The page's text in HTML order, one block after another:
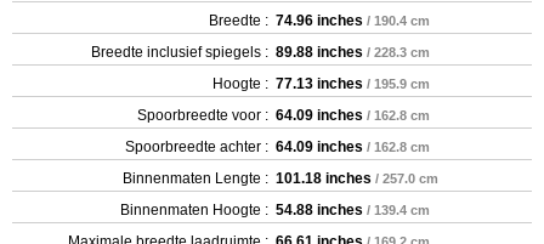
Breedte : 74.96 inches / 190.4 cm
Breedte inclusief spiegels : 89.88 inches / 228.3 cm
Hoogte : 77.13 inches / 195.9 cm
Spoorbreedte voor : 64.09 inches / 162.8 cm
Spoorbreedte achter : 64.09 inches / 162.8 cm
Binnenmaten Lengte : 101.18 inches / 257.0 cm
Binnenmaten Hoogte : 54.88 inches / 139.4 cm